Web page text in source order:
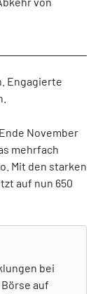
Engagierte
November
mehrfach
Mit den starken
auf nun 650
bei
auf